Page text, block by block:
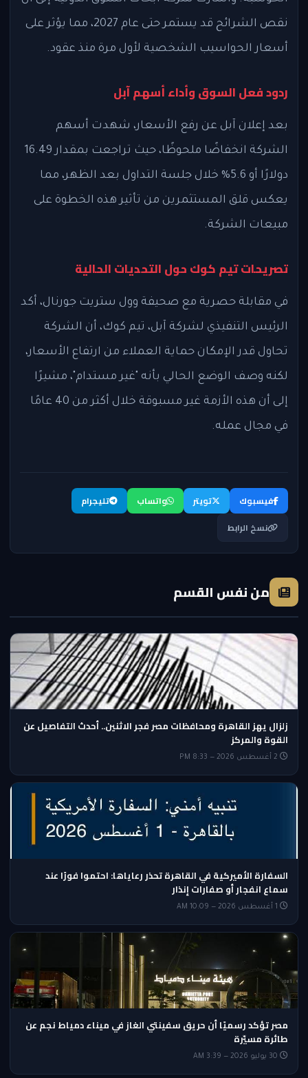
نقص الشرائح قد يستمر حتى عام 2027، مما يؤثر على
أسعار الحواسيب الشخصية لأول مرة منذ عقود.
ردود فعل السوق وأداء أسهم آبل
بعد إعلان آبل عن رفع الأسعار، شهدت أسهم
الشركة انخفاضًا ملحوظًا، حيث تراجعت بمقدار 16.49
دولارًا أو 5.6% خلال جلسة التداول بعد الظهر، مما
يعكس قلق المستثمرين من تأثير هذه الخطوة على
مبيعات الشركة.
تصريحات تيم كوك حول التحديات الحالية
في مقابلة حصرية مع صحيفة وول ستريت جورنال، أكد
الرئيس التنفيذي لشركة آبل، تيم كوك، أن الشركة
تحاول قدر الإمكان حماية العملاء من ارتفاع الأسعار،
لكنه وصف الوضع الحالي بأنه "غير مستدام"، مشيرًا
إلى أن هذه الأزمة غير مسبوقة خلال أكثر من 40 عامًا
في مجال عمله.
فيسبوك تويتر واتساب
تليجرام
نسخ الرابط
من نفس القسم
زلزال يهز القاهرة ومحافظات مصر فجر الاثنين.. أحدث التفاصيل عن
القوة والمركز
السفارة الأميركية في القاهرة تحذر رعاياها: احتموا فورًا عند
سماع انفجار أو صفارات إنذار
مصر تؤكد رسميًا أن حريق سفينتي الغاز في ميناء دمياط نجم عن
طائرة مسيّرة